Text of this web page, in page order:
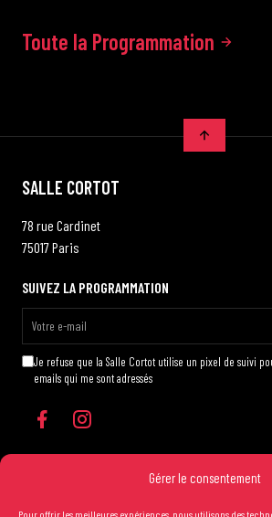
Gérer le consentement
Pour offrir les meilleures expériences, nous utilisons des
Toute la Programmation
SALLE CORTOT
78 rue Cardinet
75017 Paris
SUIVEZ LA PROGRAMMATION
Je refuse que la Salle Cortot utilise un pixel de suivi
emails qui me sont adressés